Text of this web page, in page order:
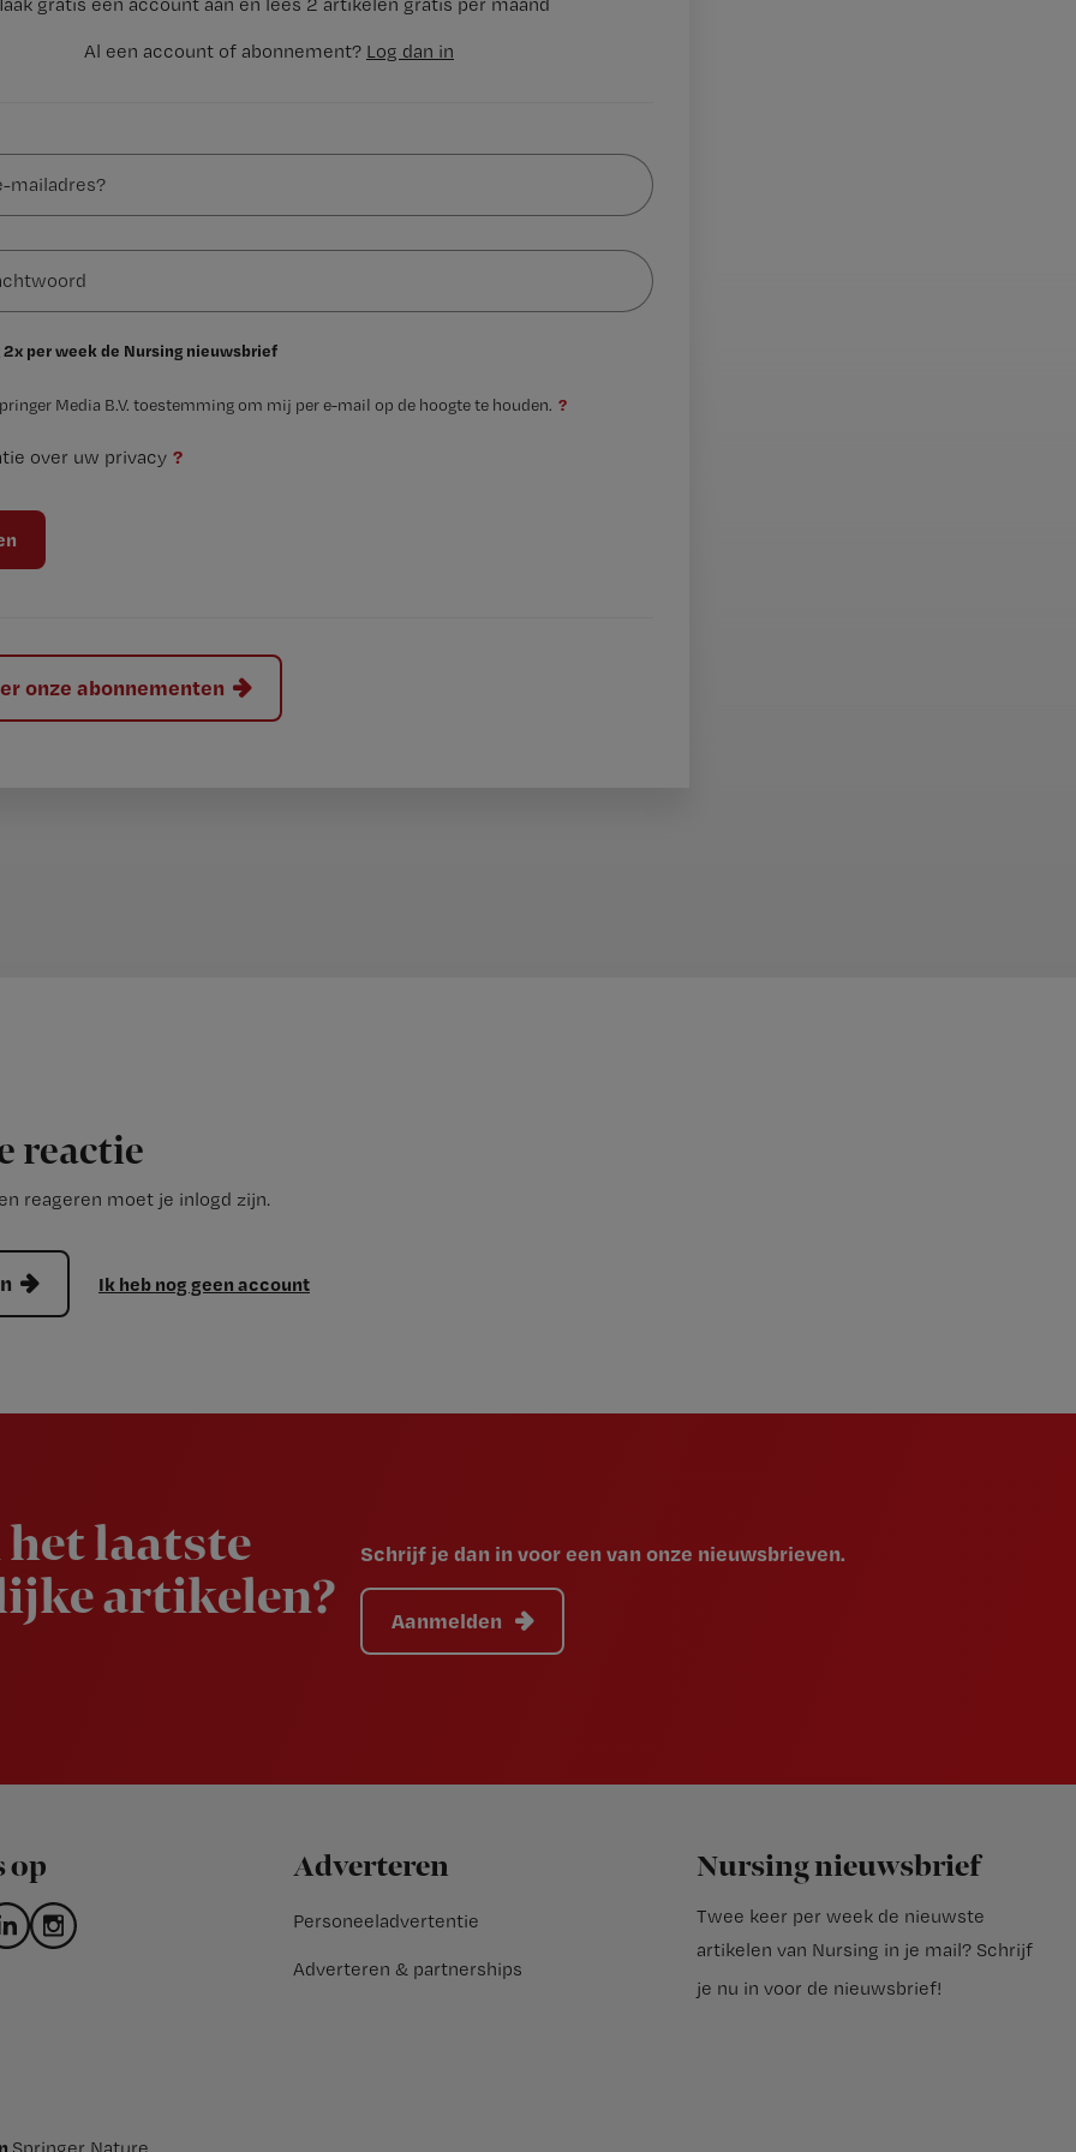
Al een account of abonnement? Log dan in
2x per week de Nursing nieuwsbrief
Media B.V. toestemming om mij per e-mail op de hoogte te houden. ?
over uw privacy ?
onze abonnementen
reactie
reageren moet je inlogd zijn.
Ik heb nog geen account
laatste
artikelen?
Schrijf je dan in voor een van onze nieuwsbrieven.
Aanmelden
op Adverteren
Personeeladvertentie
Adverteren & partnerships
Nursing nieuwsbrief
Twee keer per week de nieuwste
artikelen van Nursing in je mail? Schrijf
je nu in voor de nieuwsbrief!